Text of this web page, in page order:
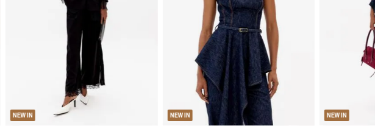
NEW IN
PP M
NEW IN
34 40
NEW IN
PP